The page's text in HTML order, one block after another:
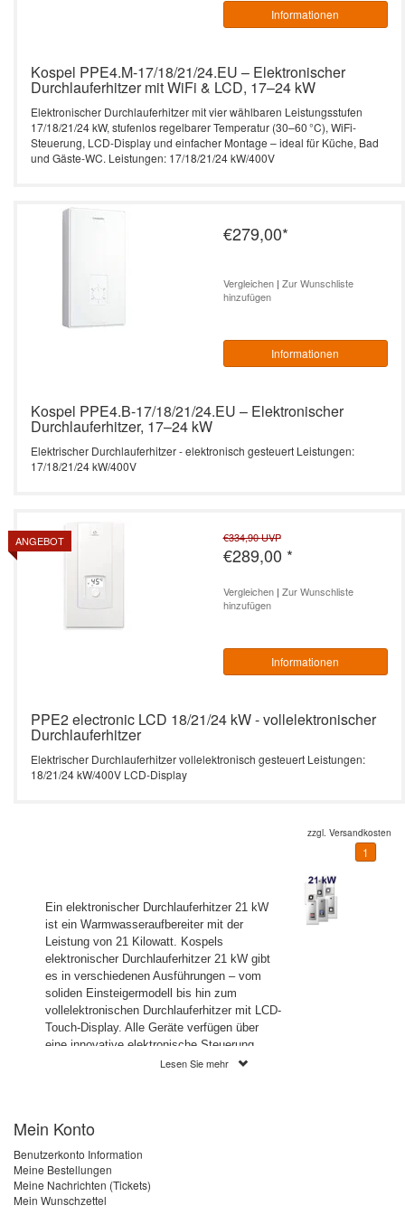
Informationen
Kospel PPE4.M-17/18/21/24.EU – Elektronischer
Durchlauferhitzer mit WiFi & LCD, 17–24 kW
Elektronischer Durchlauferhitzer mit vier wählbaren Leistungsstufen
17/18/21/24 kW, stufenlos regelbarer Temperatur (30–60 °C), WiFi-
Steuerung, LCD-Display und einfacher Montage – ideal für Küche, Bad
und Gäste-WC. Leistungen: 17/18/21/24 kW/400V
€279,00*
Vergleichen| Zur Wunschliste
hinzufügen
Informationen
Kospel PPE4.B-17/18/21/24.EU – Elektronischer
Durchlauferhitzer, 17–24 kW
Elektrischer Durchlauferhitzer - elektronisch gesteuert Leistungen:
17/18/21/24 kW/400V
ANGEBOT €334,90UVP
€289,00 *
Vergleichen| Zur Wunschliste
hinzufügen
Informationen
PPE2 electronic LCD 18/21/24 kW - vollelektronischer
Durchlauferhitzer
Elektrischer Durchlauferhitzer vollelektronisch gesteuert Leistungen:
18/21/24 kW/400V LCD-Display
zzgl. Versandkosten
1
Ein elektronischer Durchlauferhitzer 21 kW
ist ein Warmwasseraufbereiter mit der
Leistung von 21 Kilowatt. Kospels
elektronischer Durchlauferhitzer 21 kW gibt
es in verschiedenen Ausführungen – vom
soliden Einsteigermodell bis hin zum
vollelektronischen Durchlauferhitzer mit LCD-
Touch-Display. Alle Geräte verfügen über
eine innovative elektronische Steuerung,
welche konstante Wassertemperaturen von
Temperatursensoren und Mikroprozessoren,
welche dafür sorgen, dass die eingestellte
Wunschtemperatur , auch bei
Wasserentnahme aus mehreren Zapfstellen
gleichzeitig – immer gehalten wird.
Lesen Sie mehr
Mein Konto
Benutzerkonto Information
Meine Bestellungen
Meine Nachrichten (Tickets)
Mein Wunschzettel